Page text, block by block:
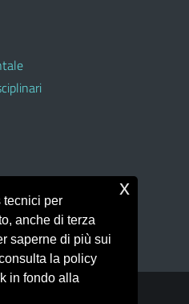
tecnici per
anche di terza
saperne di più sui
la policy
in fondo alla
x